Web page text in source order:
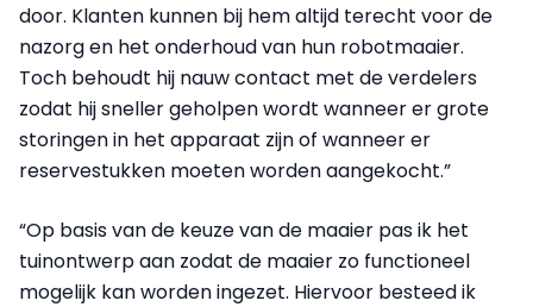
door. Klanten kunnen bij hem altijd terecht voor de
nazorg en het onderhoud van hun robotmaaier.
Toch behoudt hij nauw contact met de verdelers
zodat hij sneller geholpen wordt wanneer er grote
storingen in het apparaat zijn of wanneer er
reservestukken moeten worden aangekocht.”
“Op basis van de keuze van de maaier pas ik het
tuinontwerp aan zodat de maaier zo functioneel
mogelijk kan worden ingezet. Hiervoor besteed ik